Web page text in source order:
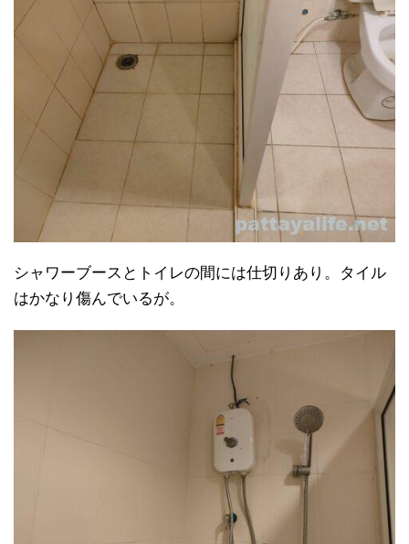
シャワーブースとトイレの間には仕切りあり。タイル
はかなり傷んでいるが。